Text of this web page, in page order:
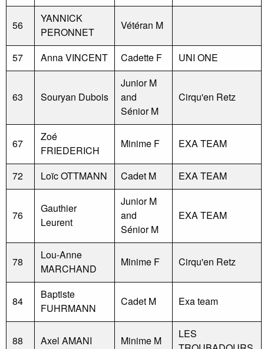
56
YANNICK
PERONNET
Vétéran M
57 Anna VINCENT Cadette F UNI ONE
63 Souryan Dubois
Junior M
and
Sénior M
Cirqu'en Retz
67
Zoé
FRIEDERICH
Minime F EXA TEAM
72 Loïc OTTMANN Cadet M EXA TEAM
76
Gauthier
Leurent
Junior M
and
Sénior M
EXA TEAM
78
Lou-Anne
MARCHAND
Minime F Cirqu'en Retz
84
Baptiste
FUHRMANN
Cadet M Exa team
88 Axel AMANI Minime M
LES